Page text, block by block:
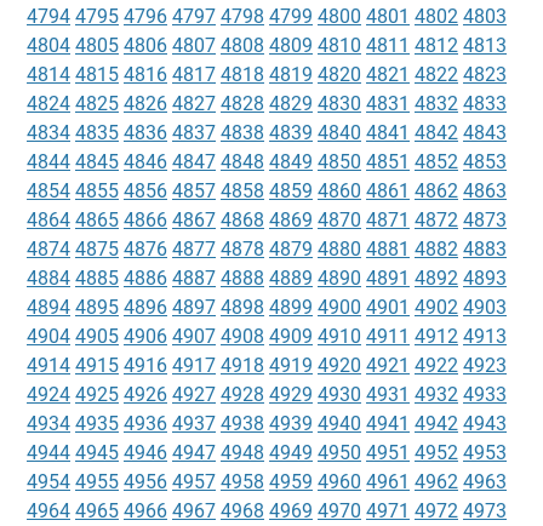
4794 4795 4796 4797 4798 4799 4800 4801 4802 4803
4804 4805 4806 4807 4808 4809 4810 4811 4812 4813
4814 4815 4816 4817 4818 4819 4820 4821 4822 4823
4824 4825 4826 4827 4828 4829 4830 4831 4832 4833
4834 4835 4836 4837 4838 4839 4840 4841 4842 4843
4844 4845 4846 4847 4848 4849 4850 4851 4852 4853
4854 4855 4856 4857 4858 4859 4860 4861 4862 4863
4864 4865 4866 4867 4868 4869 4870 4871 4872 4873
4874 4875 4876 4877 4878 4879 4880 4881 4882 4883
4884 4885 4886 4887 4888 4889 4890 4891 4892 4893
4894 4895 4896 4897 4898 4899 4900 4901 4902 4903
4904 4905 4906 4907 4908 4909 4910 4911 4912 4913
4914 4915 4916 4917 4918 4919 4920 4921 4922 4923
4924 4925 4926 4927 4928 4929 4930 4931 4932 4933
4934 4935 4936 4937 4938 4939 4940 4941 4942 4943
4944 4945 4946 4947 4948 4949 4950 4951 4952 4953
4954 4955 4956 4957 4958 4959 4960 4961 4962 4963
4964 4965 4966 4967 4968 4969 4970 4971 4972 4973